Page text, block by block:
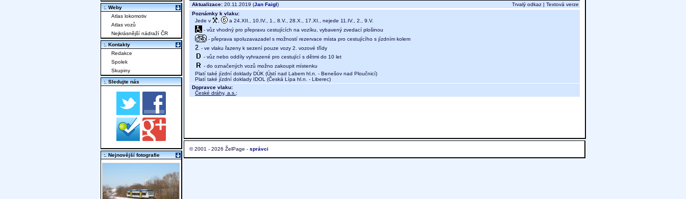
Aktualizace: 20.11.2019 (Jan Faigl) Trvalý odkaz | Textová verze
Poznámky k vlaku:
Jede v
a 24.XII., 10.IV., 1., 8.V., 28.X., 17.XI., nejede 11.IV., 2., 9.V.
- vůz vhodný pro přepravu cestujících na vozíku, vybavený zvedací plošinou
- přeprava spoluzavazadel s možností rezervace místa pro cestujícího s jízdním kolem
- ve vlaku řazeny k sezení pouze vozy 2. vozové třídy
- vůz nebo oddíly vyhrazené pro cestující s dětmi do 10 let
- do označených vozů možno zakoupit místenku
Platí také jízdní doklady DÚK (Ústí nad Labem hl.n. - Benešov nad Ploučnicí)
Platí také jízdní doklady IDOL (Česká Lípa hl.n. - Liberec)
Dopravce vlaku:
České dráhy, a.s. ;
© 2001 - 2026 ŽelPage - správci
:. Weby
Atlas lokomotiv
Atlas vozů
Nejkrásnější nádraží ČR
:. Kontakty
Redakce
Spolek
Skupiny
:. Sledujte nás
:. Nejnovější fotografie